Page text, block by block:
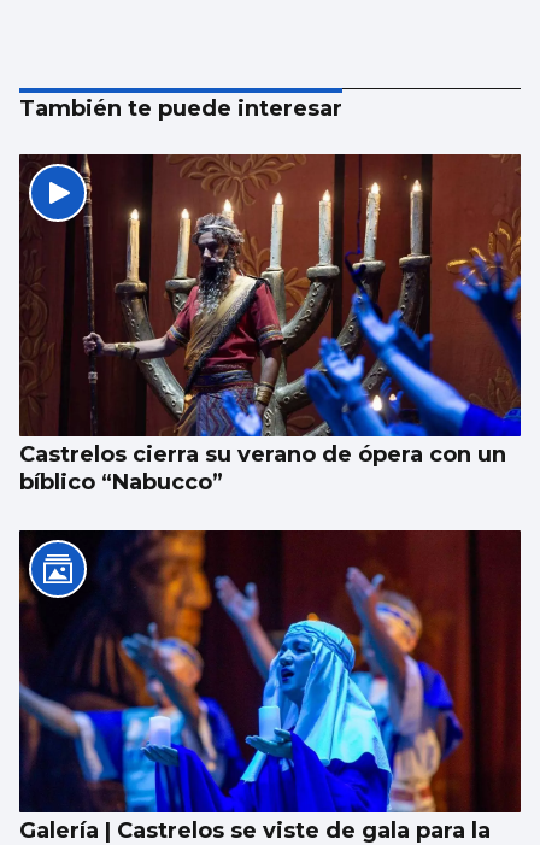
También te puede interesar
Castrelos cierra su verano de ópera con un
bíblico “Nabucco”
Galería | Castrelos se viste de gala para la